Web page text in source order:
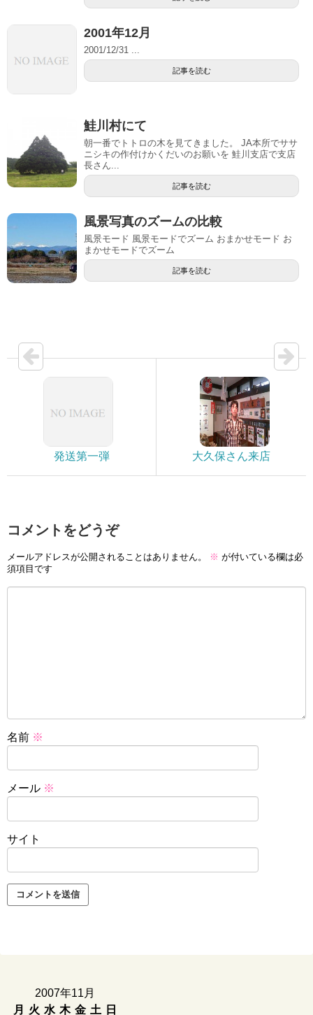
2001年12月
2001/12/31 ...
記事を読む
鮭川村にて
朝一番でトトロの木を見てきました。 JA本所でササ
ニシキの作付けかくだいのお願いを 鮭川支店で支店
長さん...
記事を読む
風景写真のズームの比較
風景モード 風景モードでズーム おまかせモード お
まかせモードでズーム
記事を読む
発送第一弾 大久保さん来店
コメントをどうぞ
メールアドレスが公開されることはありません。 ※ が付いている欄は必
須項目です
名前 ※
メール ※
サイト
2007年11月
月
火 水 木 金 土
日